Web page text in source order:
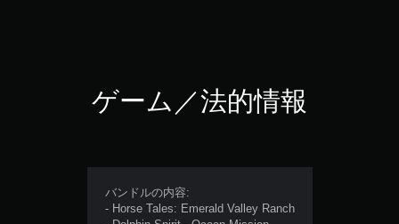
ゲーム／法的情報
バンドルの内容:
- Horse Tales: Emerald Valley Ranch